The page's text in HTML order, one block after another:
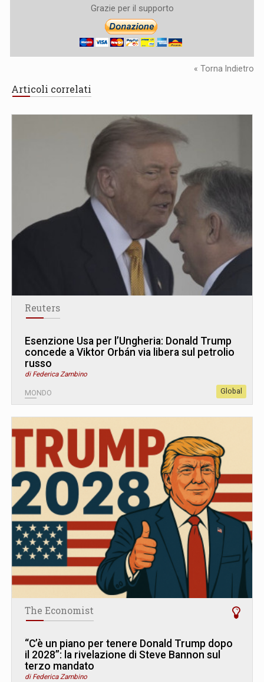
Grazie per il supporto
« Torna Indietro
Articoli correlati
Reuters
Esenzione Usa per l’Ungheria: Donald Trump
concede a Viktor Orbán via libera sul petrolio
russo
di Federica Zambino
MONDO Global
The Economist
“C’è un piano per tenere Donald Trump dopo
il 2028”: la rivelazione di Steve Bannon sul
terzo mandato
di Federica Zambino